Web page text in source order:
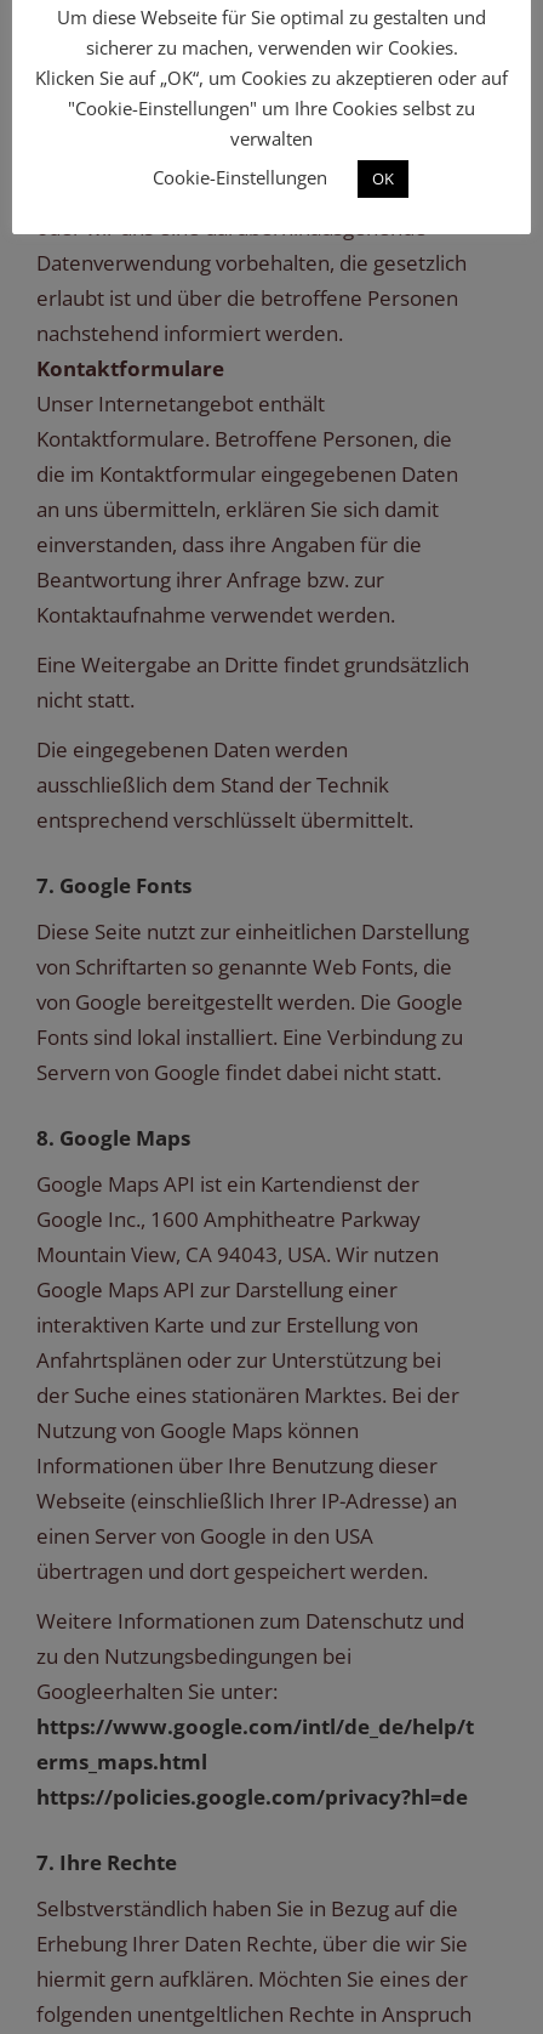
betroffenen Personen für die weitere
Verwendung gesperrt und nach Ablauf der
steuer- und handelsrechtlichen
Aufbewahrungsfristen gelöscht, sofern die
betroffene Person nicht ausdrücklich in eine
weitere Nutzung Ihrer Daten eingewilligt hat
oder wir uns eine darüberhinausgehende
Datenverwendung vorbehalten, die gesetzlich
erlaubt ist und über die betroffene Personen
nachstehend informiert werden.
Kontaktformulare
Unser Internetangebot enthält
Kontaktformulare. Betroffene Personen, die
die im Kontaktformular eingegebenen Daten
an uns übermitteln, erklären Sie sich damit
einverstanden, dass ihre Angaben für die
Beantwortung ihrer Anfrage bzw. zur
Kontaktaufnahme verwendet werden.
Eine Weitergabe an Dritte findet grundsätzlich
nicht statt.
Die eingegebenen Daten werden
ausschließlich dem Stand der Technik
entsprechend verschlüsselt übermittelt.
7. Google Fonts
Diese Seite nutzt zur einheitlichen Darstellung
von Schriftarten so genannte Web Fonts, die
von Google bereitgestellt werden. Die Google
Fonts sind lokal installiert. Eine Verbindung zu
Servern von Google findet dabei nicht statt.
8. Google Maps
Google Maps API ist ein Kartendienst der
Google Inc., 1600 Amphitheatre Parkway
Mountain View, CA 94043, USA. Wir nutzen
Google Maps API zur Darstellung einer
interaktiven Karte und zur Erstellung von
Anfahrtsplänen oder zur Unterstützung bei
der Suche eines stationären Marktes. Bei der
Nutzung von Google Maps können
Informationen über Ihre Benutzung dieser
Webseite (einschließlich Ihrer IP-Adresse) an
einen Server von Google in den USA
übertragen und dort gespeichert werden.
Weitere Informationen zum Datenschutz und
zu den Nutzungsbedingungen bei
Googleerhalten Sie unter:
https://www.google.com/intl/de_de/help/t
erms_maps.html
https://policies.google.com/privacy?hl=de
7. Ihre Rechte
Selbstverständlich haben Sie in Bezug auf die
Erhebung Ihrer Daten Rechte, über die wir Sie
hiermit gern aufklären. Möchten Sie eines der
folgenden unentgeltlichen Rechte in Anspruch
Um diese Webseite für Sie optimal zu gestalten und
sicherer zu machen, verwenden wir Cookies.
Klicken Sie auf „OK“, um Cookies zu akzeptieren oder auf
"Cookie-Einstellungen" um Ihre Cookies selbst zu
verwalten
Cookie-Einstellungen
OK